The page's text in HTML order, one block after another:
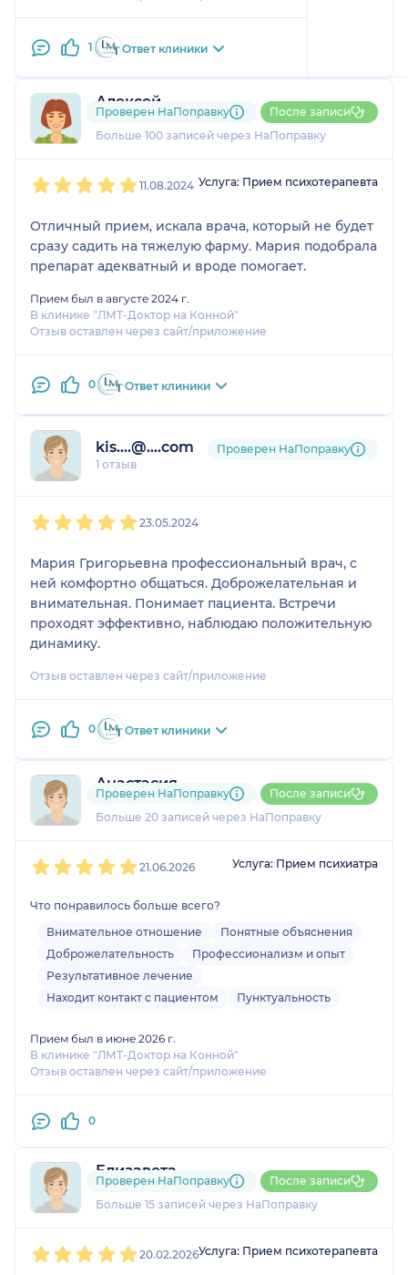
1 Ответ клиники
Алексей
22 отзыва и1 оценка
Больше 100 записей через НаПоправку
Проверен НаПоправку После записи
11.08.2024 Услуга: Прием психотерапевта
Отличный прием, искала врача, который не будет
сразу садить на тяжелую фарму. Мария подобрала
препарат адекватный и вроде помогает.
Прием был в августе 2024 г.
В клинике "ЛМТ-Доктор на Конной"
Отзыв оставлен через сайт/приложение
0 Ответ клиники
kis....@....com
1 отзыв
Проверен НаПоправку
23.05.2024
Мария Григорьевна профессиональный врач, с
ней комфортно общаться. Доброжелательная и
внимательная. Понимает пациента. Встречи
проходят эффективно, наблюдаю положительную
динамику.
Отзыв оставлен через сайт/приложение
0 Ответ клиники
Анастасия
1 отзыви1 оценка
Больше 20 записей через НаПоправку
Проверен НаПоправку После записи
21.06.2026 Услуга: Прием психиатра
Что понравилось больше всего?
Внимательное отношение
Понятные объяснения
Доброжелательность
Профессионализм и опыт
Результативное лечение
Находит контакт с пациентом
Пунктуальность
Прием был в июне 2026 г.
В клинике "ЛМТ-Доктор на Конной"
Отзыв оставлен через сайт/приложение
0
Елизавета
1 отзыви1 оценка
Больше 15 записей через НаПоправку
Проверен НаПоправку После записи
20.02.2026Услуга: Прием психотерапевта